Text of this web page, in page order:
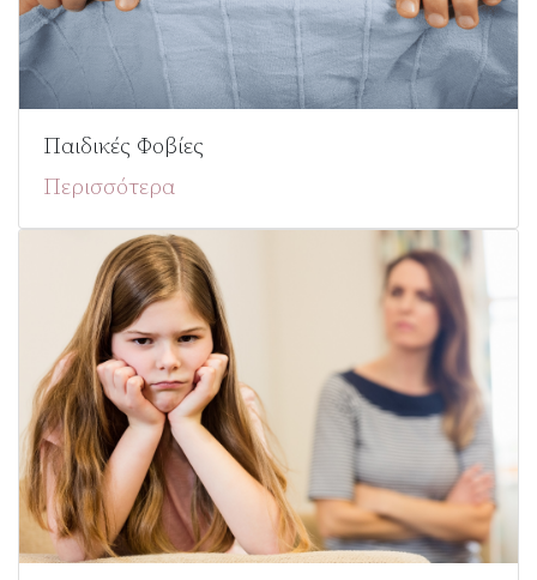
Παιδικές Φοβίες
Περισσότερα